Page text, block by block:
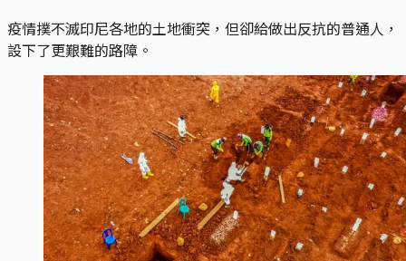
疫情撲不滅印尼各地的土地衝突，但卻給做出反抗的普通人，
設下了更艱難的路障。